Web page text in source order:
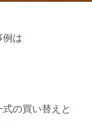
例は
の買い替えと